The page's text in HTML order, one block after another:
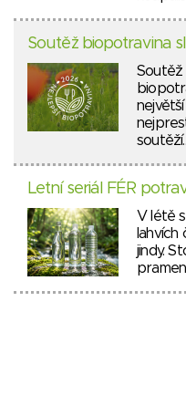
Soutěž biopotravina
Soutěž
největší
Letní seriál FÉR
V létě
lahvích
jindy.